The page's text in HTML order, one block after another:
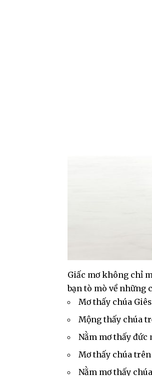
Giấc mơ không chỉ
bạn tò mò về những
Mơ thấy chúa
Mộng thấy chúa
Nằm mơ thấy đức
Mơ thấy chúa
Nằm mơ thấy